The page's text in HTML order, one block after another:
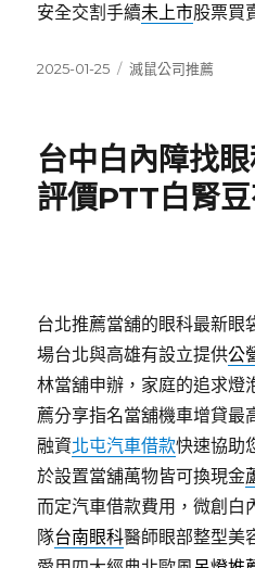
安全交割手續未上市股票買
發
2025-01-25
分
滅鼠公司推薦
台中白內障找
評價PTT白腎
台北推薦當舖的眼科最新
場台北與高雄有設立提供公
林當舖申辦，家庭的追求燈
薦分享指名當舖機車增貸最
融資北屯汽車借款快速協助
於設置當舖萬物皆可換現金
而定汽車借款費用，微創白
隊台南眼科醫師眼部整型美